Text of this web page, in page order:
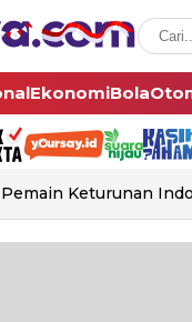
EkonomiBola
Pemain Keturunan